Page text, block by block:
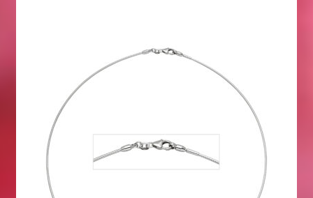
Ostergeschenke finden für Ostern 2021
Ostergeschenke finden für Ostern 2022
Partner